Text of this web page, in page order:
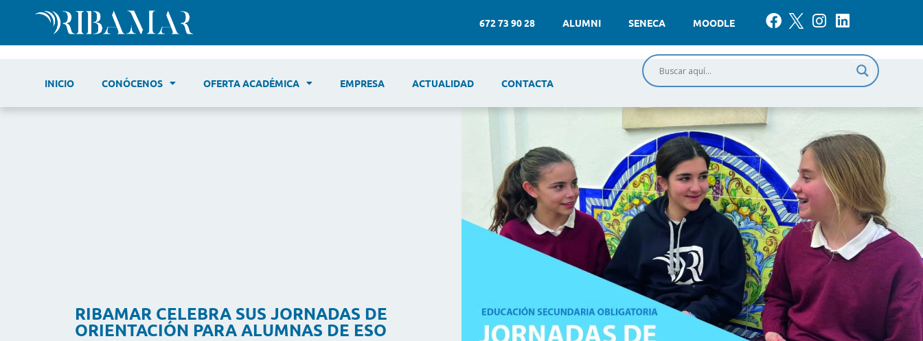
672 73 90 28 ALUMNI SENECA MOODLE
INICIO CONÓCENOS OFERTA ACADÉMICA EMPRESA ACTUALIDAD CONTACTA
RIBAMAR CELEBRA SUS JORNADAS DE
ORIENTACIÓN PARA ALUMNAS DE ESO